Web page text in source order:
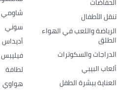
تنقل الأطفال
الرياضة واللعب في الهواء
الطلق
الدراجات والسكوترات
ألعاب البيبي
العناية ببشرة الطفل
شاومي
سوني
أديداس
فيليبس
لطافة
هواوي